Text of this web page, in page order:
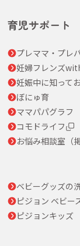
育児サポート
プレママ・プレ
妊婦フレンズ
妊娠中に知って
ぼにゅ育
ママパパグラフ
コモドライフ
お悩み相談室（
ベビーグッズの
ピジョン ベビー
ピジョンキッズ